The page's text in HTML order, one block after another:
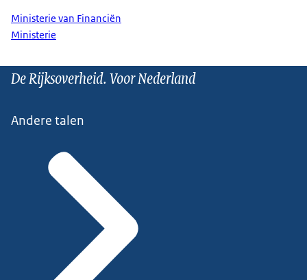
Ministerie van Financiën
Ministerie
De Rijksoverheid. Voor Nederland
Andere talen